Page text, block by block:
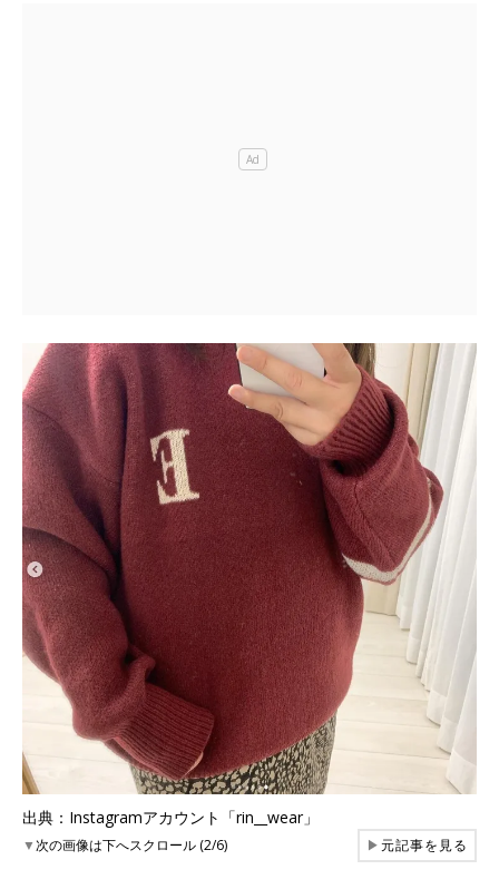
出典：Instagramアカウント「rin__wear」
▼次の画像は下へスクロール (2/6) ▶元記事を見る